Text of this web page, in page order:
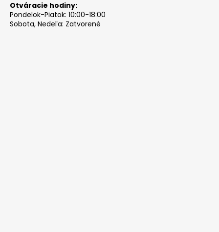
Otváracie hodiny:
Pondelok-Piatok: 10:00-18:00
Sobota, Nedeľa: Zatvorené